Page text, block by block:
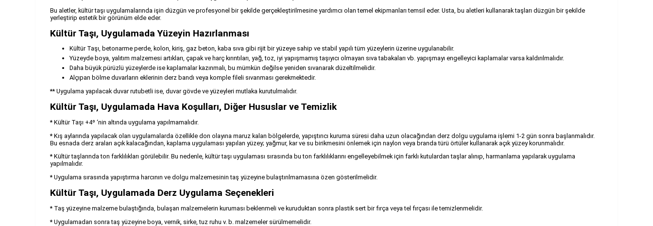
Bu aletler, kültür taşı uygulamalarında işin düzgün ve profesyonel bir şekilde gerçekleştirilmesine yardımcı olan temel ekipmanları temsil eder. Usta, bu aletleri kullanarak taşları düzgün bir şekilde
yerleştirip estetik bir görünüm elde eder.
Kültür Taşı, Uygulamada Yüzeyin Hazırlanması
Kültür Taşı, betonarme perde, kolon, kiriş, gaz beton, kaba sıva gibi rijit bir yüzeye sahip ve stabil yapılı tüm yüzeylerin üzerine uygulanabilir.
Yüzeyde boya, yalıtım malzemesi artıkları, çapak ve harç kırıntıları, yağ, toz, iyi yapışmamış taşıyıcı olmayan sıva tabakaları vb. yapışmayı engelleyici kaplamalar varsa kaldırılmalıdır.
Daha büyük pürüzlü yüzeylerde ise kaplamalar kazınmalı, bu mümkün değilse yeniden sıvanarak düzeltilmelidir.
Alçıpan bölme duvarların eklerinin derz bandı veya komple fileli sıvanması gerekmektedir.
** Uygulama yapılacak duvar rutubetli ise, duvar gövde ve yüzeyleri mutlaka kurutulmalıdır.
Kültür Taşı, Uygulamada Hava Koşulları, Diğer Hususlar ve Temizlik
* Kültür Taşı +4º ‘nin altında uygulama yapılmamalıdır.
* Kış aylarında yapılacak olan uygulamalarda özellikle don olayına maruz kalan bölgelerde, yapıştırıcı kuruma süresi daha uzun olacağından derz dolgu uygulama işlemi 1-2 gün sonra başlanmalıdır.
Bu esnada derz araları açık kalacağından, kaplama uygulaması yapılan yüzey; yağmur, kar ve su birikmesini önlemek için naylon veya branda türü örtüler kullanarak açık yüzey korunmalıdır.
* Kültür taşlarında ton farklılıkları görülebilir. Bu nedenle, kültür taşı uygulaması sırasında bu ton farklılıklarını engelleyebilmek için farklı kutulardan taşlar alınıp, harmanlama yapılarak uygulama
yapılmalıdır.
* Uygulama sırasında yapıştırma harcının ve dolgu malzemesinin taş yüzeyine bulaştırılmamasına özen gösterilmelidir.
Kültür Taşı, Uygulamada Derz Uygulama Seçenekleri
* Taş yüzeyine malzeme bulaştığında, bulaşan malzemelerin kuruması beklenmeli ve kuruduktan sonra plastik sert bir fırça veya tel fırçası ile temizlenmelidir.
* Uygulamadan sonra taş yüzeyine boya, vernik, sirke, tuz ruhu v. b. malzemeler sürülmemelidir.